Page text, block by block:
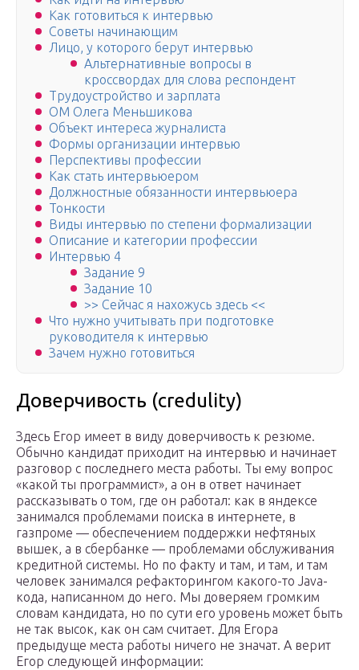
Как готовиться к интервью
Советы начинающим
Лицо, у которого берут интервью
Альтернативные вопросы в
кроссвордах для слова респондент
Трудоустройство и зарплата
ОМ Олега Меньшикова
Объект интереса журналиста
Формы организации интервью
Перспективы профессии
Как стать интервьюером
Должностные обязанности интервьюера
Тонкости
Виды интервью по степени формализации
Описание и категории профессии
Интервью 4
Задание 9
Задание 10
>> Сейчас я нахожусь здесь <<
Что нужно учитывать при подготовке
руководителя к интервью
Зачем нужно готовиться
Доверчивость (credulity)
Здесь Егор имеет в виду доверчивость к резюме.
Обычно кандидат приходит на интервью и начинает
разговор с последнего места работы. Ты ему вопрос
«какой ты программист», а он в ответ начинает
рассказывать о том, где он работал: как в яндексе
занимался проблемами поиска в интернете, в
газпроме — обеспечением поддержки нефтяных
вышек, а в сбербанке — проблемами обслуживания
кредитной системы. Но по факту и там, и там, и там
человек занимался рефакторингом какого-то Java-
кода, написанном до него. Мы доверяем громким
словам кандидата, но по сути его уровень может быть
не так высок, как он сам считает. Для Егора
предыдуще места работы ничего не значат. А верит
Егор следующей информации: